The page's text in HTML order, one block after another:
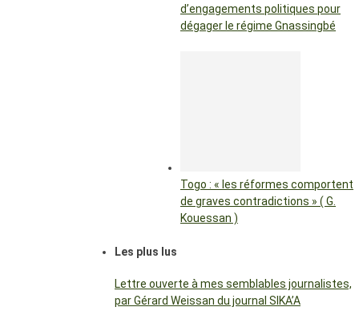
d’engagements politiques pour
dégager le régime Gnassingbé
Togo : « les réformes comportent
de graves contradictions » ( G.
Kouessan )
Les plus lus
Lettre ouverte à mes semblables journalistes,
par Gérard Weissan du journal SIKA’A